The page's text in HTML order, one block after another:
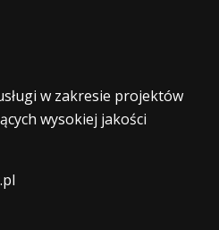
w zakresie projektów
wysokiej jakości